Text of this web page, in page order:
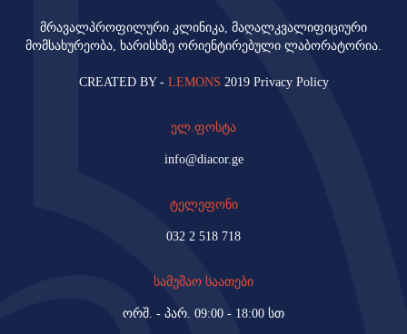
მრავალპროფილური კლინიკა, მაღალკვალიფიციური
მომსახურეობა, ხარისხზე ორიენტირებული ლაბორატორია.
CREATED BY - LEMONS 2019 Privacy Policy
ელ.ფოსტა
info@diacor.ge
ტელეფონი
032 2 518 718
სამუშაო საათები
ორშ. - პარ. 09:00 - 18:00 სთ